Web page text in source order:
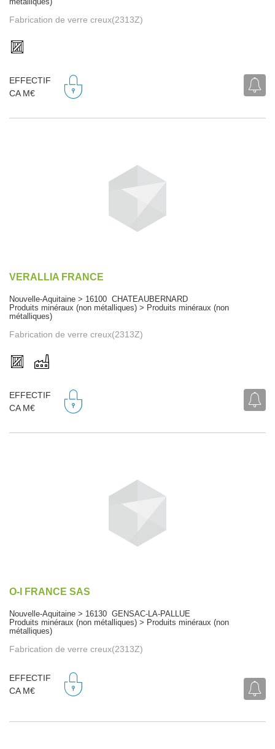
Fabrication de verre creux(2313Z)
EFFECTIF
CA M€
VERALLIA FRANCE
Nouvelle-Aquitaine > 16100 CHATEAUBERNARD
Produits minéraux (non métalliques) > Produits minéraux (non
métalliques)
Fabrication de verre creux(2313Z)
EFFECTIF
CA M€
O-I FRANCE SAS
Nouvelle-Aquitaine > 16130 GENSAC-LA-PALLUE
Produits minéraux (non métalliques) > Produits minéraux (non
métalliques)
Fabrication de verre creux(2313Z)
EFFECTIF
CA M€